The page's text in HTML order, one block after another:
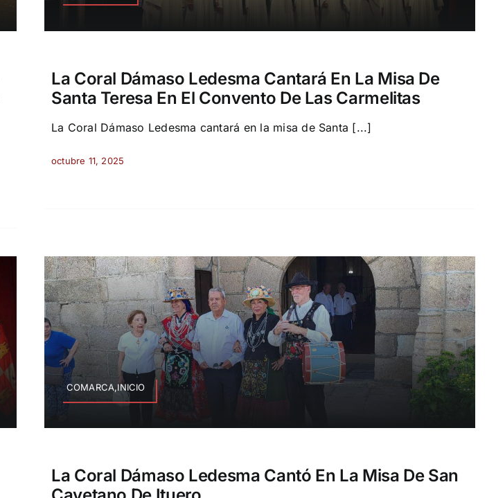
La Coral Dámaso Ledesma Cantará En La Misa De
Santa Teresa En El Convento De Las Carmelitas
La Coral Dámaso Ledesma cantará en la misa de Santa [...]
octubre 11, 2025
COMARCA,INICIO
La Coral Dámaso Ledesma Cantó En La Misa De San